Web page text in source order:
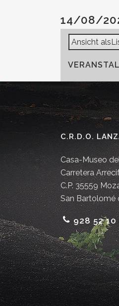
14/08/
Ansicht als
C.R.D.O.
Casa-Museo
Carretera
C.P. 35559
San Bartolomé
928 52 10